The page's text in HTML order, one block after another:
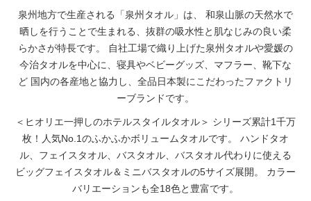
泉州地方で生産される「泉州タオル」は、
和泉山脈の天然水で
晒しを行うことで生まれる、抜群の吸水性と肌なじみの良い柔
らかさが特長です。
自社工場で織り上げた泉州タオルや愛媛の
今治タオルを中心に、寝具やベビーグッズ、マフラー、靴下な
ど 国内の各産地と協力し、全品日本製にこだわったファクトリ
ーブランドです。
＜ヒオリエ一押しのホテルスタイルタオル＞ シリーズ累計1千万
枚！人気No.1のふかふかボリュームタオルです。
ハンドタオ
ル、フェイスタオル、バスタオル、バスタオル代わりに使える
ビッグフェイスタオル＆ミニバスタオルの5サイズ展開。
カラー
バリエーションも全18色と豊富です。